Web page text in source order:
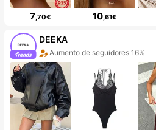
7 ,70€ 10,61€
DEEKA
Aumento de seguidores 16%